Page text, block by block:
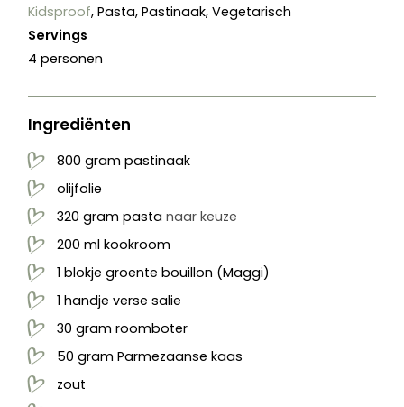
Kidsproof, Pasta, Pastinaak, Vegetarisch
Servings
4 personen
Ingrediënten
800 gram pastinaak
olijfolie
320 gram pasta naar keuze
200 ml kookroom
1 blokje groente bouillon (Maggi)
1 handje verse salie
30 gram roomboter
50 gram Parmezaanse kaas
zout